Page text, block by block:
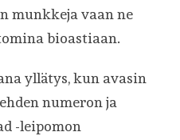
munkkeja vaan ne
bioastiaan.
yllätys, kun avasin
numeron ja
-leipomon